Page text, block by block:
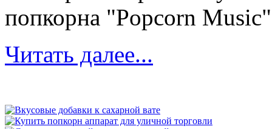
попкорна "Popcorn
Читать далее...